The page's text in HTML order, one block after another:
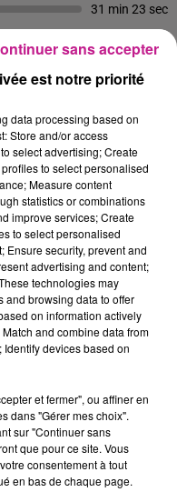
31 min 23 sec
7-10 Alsace
10h32
10h32
est notre priorité
data processing based on
Store and/or access
select advertising; Create
to select personalised
Measure content
statistics or combinations
improve services; Create
to select personalised
Ensure security, prevent and
advertising and content;
technologies may
and browsing data to offer
on information actively
and combine data from
devices based on
et fermer", ou affiner en
dans "Gérer mes choix".
sur "Continuer sans
que pour ce site. Vous
consentement à tout
en bas de chaque page.
sans accepter